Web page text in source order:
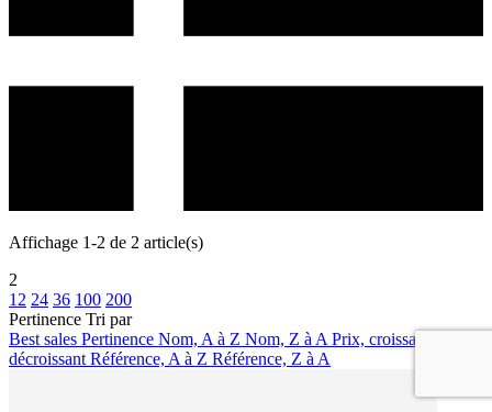
Affichage 1-2 de 2 article(s)
2
12 24 36 100 200
Pertinence Tri par
Best sales Pertinence Nom, A à Z Nom, Z à A Prix, croissant
décroissant Référence, A à Z Référence, Z à A